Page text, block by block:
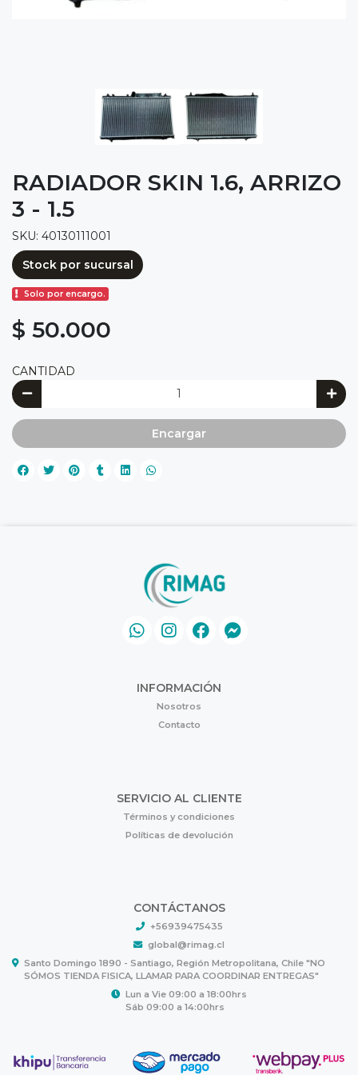
RADIADOR SKIN 1.6, ARRIZO
3 - 1.5
SKU: 40130111001
Stock por sucursal
Solo por encargo.
$ 50.000
CANTIDAD
Encargar
INFORMACIÓN
Nosotros
Contacto
SERVICIO AL CLIENTE
Términos y condiciones
Políticas de devolución
CONTÁCTANOS
+56939475435
global@rimag.cl
Santo Domingo 1890 - Santiago, Región Metropolitana, Chile "NO
SÓMOS TIENDA FISICA, LLAMAR PARA COORDINAR ENTREGAS"
Lun a Vie 09:00 a 18:00hrs
Sáb 09:00 a 14:00hrs